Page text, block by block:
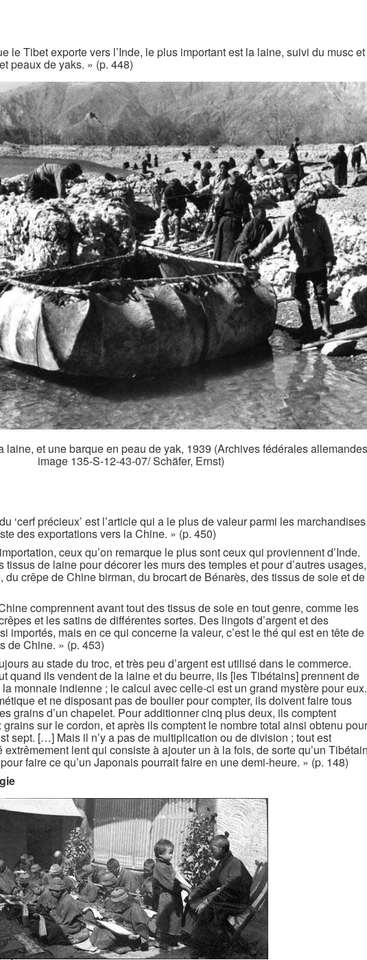
le Tibet exporte vers l’Inde, le plus important est la laine, suivi du musc et
peaux de yaks. » (p. 448)
laine, et une barque en peau de yak, 1939 (Archives fédérales
image 135-S-12-43-07/ Schäfer, Ernst)
‘cerf précieux’ est l’article qui a le plus de valeur parmi les marchandises
des exportations vers la Chine. » (p. 450)
ceux qu’on remarque le plus sont ceux qui proviennent d’Inde.
tissus de laine pour décorer les murs des temples et pour d’autres usages,
du crêpe de Chine birman, du brocart de Bénarès, des tissus de soie et de
comprennent avant tout des tissus de soie en tout genre, comme les
et les satins de différentes sortes. Des lingots d’argent et des
importés, mais en ce qui concerne la valeur, c’est le thé qui est en tête de
de Chine. » (p. 453)
au stade du troc, et très peu d’argent est utilisé dans le commerce.
quand ils vendent de la laine et du beurre, ils [les Tibétains] prennent de
la monnaie indienne ; le calcul avec celle-ci est un grand mystère pour eux.
et ne disposant pas de boulier pour compter, ils doivent faire tous
grains d’un chapelet. Pour additionner cinq plus deux, ils comptent
grains sur le cordon, et après ils comptent le nombre total ainsi obtenu pour
sept. […] Mais il n’y a pas de multiplication ou de division ; tout est
lent qui consiste à ajouter un à la fois, de sorte qu’un
faire ce qu’un Japonais pourrait faire en une demi-heure. » (p. 148)